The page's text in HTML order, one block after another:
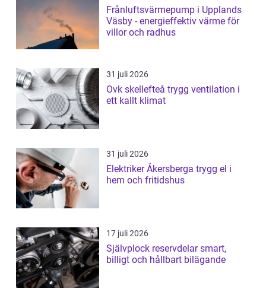
Frånluftsvärmepump i Upplands
Väsby - energieffektiv värme för
villor och radhus
31 juli 2026
Ovk skellefteå trygg ventilation i
ett kallt klimat
31 juli 2026
Elektriker Åkersberga trygg el i
hem och fritidshus
17 juli 2026
Självplock reservdelar smart,
billigt och hållbart bilägande